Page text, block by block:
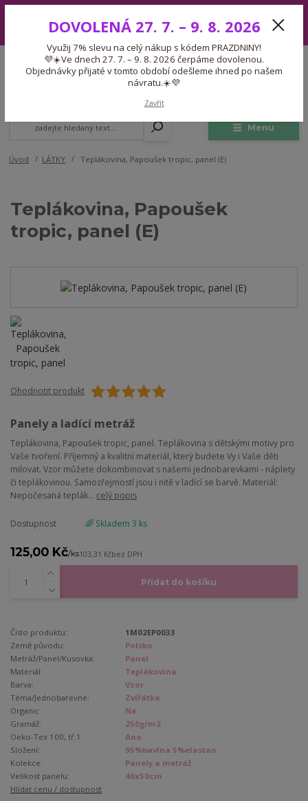
7. – 9. 8. 2026 čerpáme dovolenou. Objednávky přijaté v tomto období
odešleme ihned po našem návratu.☀️💜
Menu
CZK
Expedice 775 866 913
Po-Čt 9-15:30 Pá 9-14:30 Pauza 13-13:45
Úvod LÁTKY Teplákovina, Papoušek tropic, panel (E)
Teplákovina, Papoušek
tropic, panel (E)
Ohodnotit produkt
Panely a ladící metráž
Teplákovina, Papoušek tropic, panel. Teplákovina s dětskými motivy pro
Vaše tvoření. Příjemný a kvalitní materiál, který budete Vy i Vaše děti
milovat. Vzor můžete dokombinovat s našemi jednobarevkami - náplety
či teplákovinou. Samozřejmostí jsou i nitě v ladící se barvě. Materiál:
Nepočesaná teplák... celý popis
Dostupnost 🌈 Skladem 3 ks
125,00 Kč/ks103,31 Kčbez DPH
Přidat do košíku
Číslo produktu:
1M02EP0033
Země původu:
Polsko
Metráž/Panel/Kusovka:
Panel
Materiál:
Teplákovina
Barva:
Vzor
Téma/Jednobarevné:
Zvířátka
Organic:
Ne
Gramáž:
250g/m2
Oeko-Tex 100, tř.1:
Ano
Složení:
95%bavlna 5%elastan
Kolekce:
Panely a metráž
Velikost panelu:
40x50cm
Hlídat cenu / dostupnost
DOVOLENÁ 27. 7. – 9. 8. 2026
Využij 7% slevu na celý nákup s kódem PRAZDNINY!
💜☀️Ve dnech 27. 7. – 9. 8. 2026 čerpáme dovolenou.
Objednávky přijaté v tomto období odešleme ihned po našem
návratu.☀️💜
Zavřít